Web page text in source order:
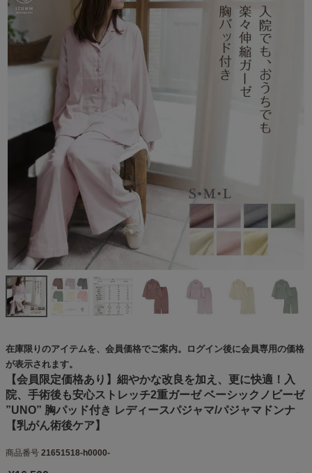
在庫限りのアイテムを、会員価格でご案内。ログイン後に会員専用の価格
が表示されます。
【会員限定価格あり】細やかな改良を加え、更に快適！入
院、手術後も安心ストレッチ2重ガーゼ ベーシックノビーゼ
”UNO” 胸パッド付き レディースパジャマ/パジャマドンナ
【乳がん術後ケア】
商品番号 21651518-h0000-